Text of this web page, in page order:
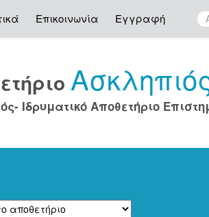
Επικοινωνία Εγγραφή
Ιδρυματικό Αποθετήριο